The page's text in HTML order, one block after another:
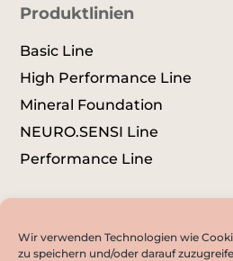
Wir verwenden Technologien wie
zu speichern und/oder darauf
Produktlinien
Basic Line
High Performance Line
Mineral Foundation
NEURO.SENSI Line
Performance Line